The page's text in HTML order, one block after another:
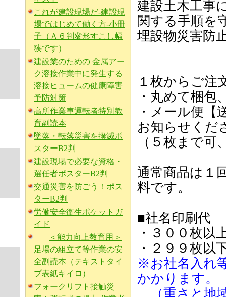
これが建設現場だ-建設現
場ではじめて働く方-小冊
子（Ａ６判変形すこし幅
狭です）
建設業のための 金属アー
ク溶接作業中に発生する
溶接ヒュームの健康障害
予防対策
高所作業車運転者特別教
育副読本
墜落・転落災害を撲滅ポ
スターB2判
建設現場で必要な資格・
選任者ポスターB2判
交通災害を防ごう！ポス
ターB2判
労働安全衛生ポケットガ
イド
＜能力向上教育用＞
足場の組立て等作業の安
全副読本（テキストタイ
プ表紙キイロ）
フォークリフト接触災
建設土木工事
関する手順を
埋設物災害防
１枚からご注
・丸めて梱包
・メール便【
お知らせくだ
（５枚まで
通常商品は１
料です。
■社名印刷代
・３００枚以
・２９９枚以
※お社名入れ
かかります。
（重さと地